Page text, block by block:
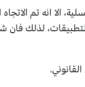
الا انه تم
لذلك فان